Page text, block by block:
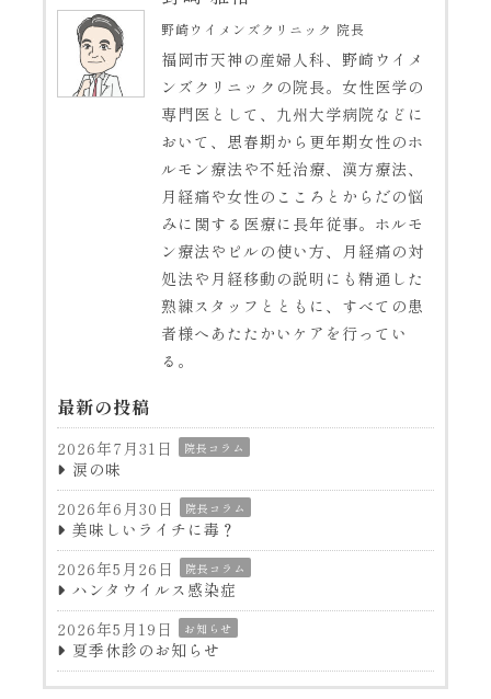
野崎ウイメンズクリニック 院長
福岡市天神の産婦人科、野崎ウイメ
ンズクリニックの院長。女性医学の
専門医として、九州大学病院などに
おいて、思春期から更年期女性のホ
ルモン療法や不妊治療、漢方療法、
月経痛や女性のこころとからだの悩
みに関する医療に長年従事。ホルモ
ン療法やピルの使い方、月経痛の対
処法や月経移動の説明にも精通した
熟練スタッフとともに、すべての患
者様へあたたかいケアを行ってい
る。
最新の投稿
2026年7月31日 院長コラム
涙の味
2026年6月30日
院長コラム
美味しいライチに毒？
2026年5月26日
院長コラム
ハンタウイルス感染症
2026年5月19日
お知らせ
夏季休診のお知らせ